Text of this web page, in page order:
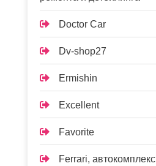
Doctor Car
Dv-shop27
Ermishin
Excellent
Favorite
Ferrari, автокомплекс